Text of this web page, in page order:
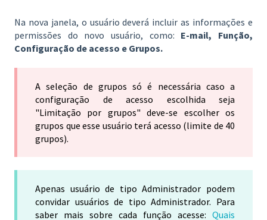
Na nova janela, o usuário deverá incluir as informações e
permissões do novo usuário, como: E-mail, Função,
Configuração de acesso e Grupos.
A seleção de grupos só é necessária caso a
configuração de acesso escolhida seja
"Limitação por grupos" deve-se escolher os
grupos que esse usuário terá acesso (limite de 40
grupos).
Apenas usuário de tipo Administrador podem
convidar usuários de tipo Administrador. Para
saber mais sobre cada função acesse: Quais